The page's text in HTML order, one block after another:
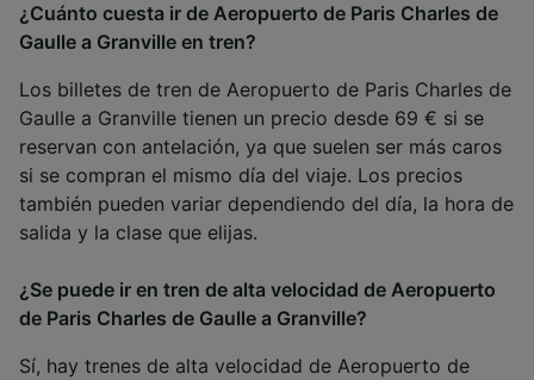
¿Cuánto cuesta ir de Aeropuerto de Paris Charles de
Gaulle a Granville en tren?
Los billetes de tren de Aeropuerto de Paris Charles de
Gaulle a Granville tienen un precio desde 69 € si se
reservan con antelación, ya que suelen ser más caros
si se compran el mismo día del viaje. Los precios
también pueden variar dependiendo del día, la hora de
salida y la clase que elijas.
¿Se puede ir en tren de alta velocidad de Aeropuerto
de Paris Charles de Gaulle a Granville?
Sí, hay trenes de alta velocidad de Aeropuerto de